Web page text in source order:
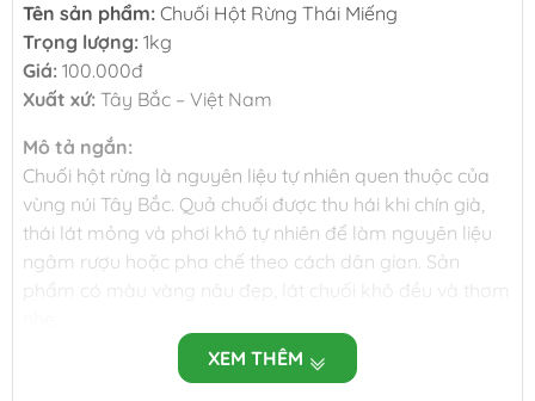
Tên sản phẩm: Chuối Hột Rừng Thái Miếng
Trọng lượng: 1kg
Giá: 100.000đ
Xuất xứ: Tây Bắc – Việt Nam
Mô tả ngắn:
Chuối hột rừng là nguyên liệu tự nhiên quen thuộc của
vùng núi Tây Bắc. Quả chuối được thu hái khi chín già,
thái lát mỏng và phơi khô tự nhiên để làm nguyên liệu
ngâm rượu hoặc pha chế theo cách dân gian. Sản
phẩm có màu vàng nâu đẹp, lát chuối khô đều và thơm
XEM THÊM